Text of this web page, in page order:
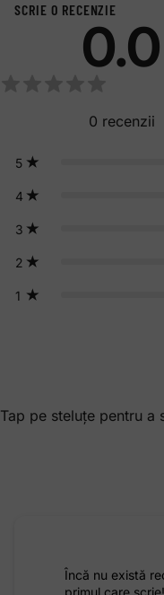
SCRIE O RECENZIE
0.0
0 recenzii
5
4
3
2
1
Tap pe steluțe pentru a
Încă nu există